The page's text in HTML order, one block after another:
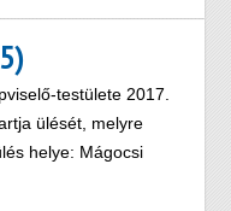
testülete 2017.
ülését, melyre
helye: Mágocsi